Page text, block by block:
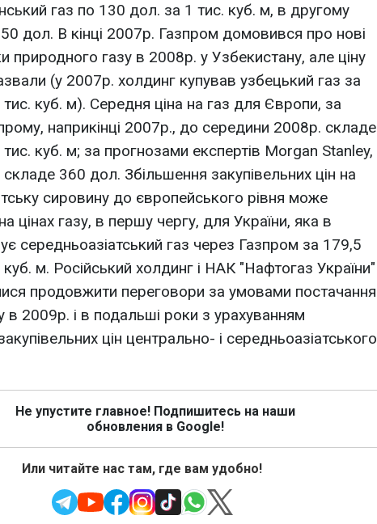
газ по 130 дол. за 1 тис. куб. м, в другому
дол. В кінці 2007р. Газпром домовився про нові
природного газу в 2008р. у Узбекистану, але ціну
(у 2007р. холдинг купував узбецький газ за
куб. м). Середня ціна на газ для Європи, за
наприкінці 2007р., до середини 2008р. складе
куб. м; за прогнозами експертів Morgan Stanley,
360 дол. Збільшення закупівельних цін на
сировину до європейського рівня може
цінах газу, в першу чергу, для України, яка в
середньоазіатський газ через Газпром за 179,5
м. Російський холдинг і НАК "Нафтогаз України"
продовжити переговори за умовами постачання
в 2009р. і в подальші роки з урахуванням
цін центрально- і середньоазіатського
Не упустите главное! Подпишитесь на наши
обновления в Google!
Или читайте нас там, где вам удобно!